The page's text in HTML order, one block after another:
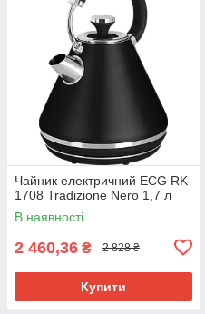
Чайник електричний ECG RK
1708 Tradizione Nero 1,7 л
В наявності
2 460,36 ₴ 2 828 ₴
Купити